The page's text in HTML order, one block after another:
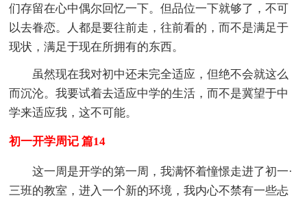
们存留在心中偶尔回忆一下。但品位一下就够了，不可
以去眷恋。人都是要往前走，往前看的，而不是满足于
现状，满足于现在所拥有的东西。
虽然现在我对初中还未完全适应，但绝不会就这么
而沉沦。我要试着去适应中学的生活，而不是冀望于中
学来适应我，这不可能。
初一开学周记 篇14
这一周是开学的第一周，我满怀着憧憬走进了初一·
三班的教室，进入一个新的环境，我内心不禁有一些忐